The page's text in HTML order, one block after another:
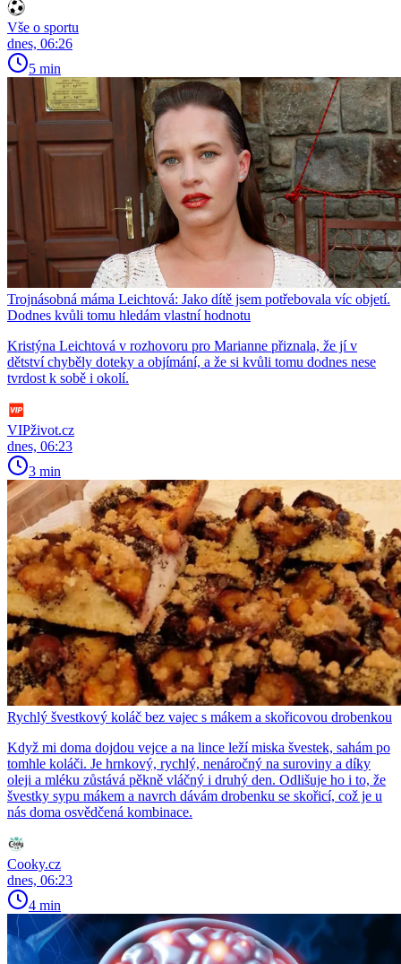
Vše o sportu
dnes, 06:26
5 min
Trojnásobná máma Leichtová: Jako dítě jsem potřebovala víc objetí.
Dodnes kvůli tomu hledám vlastní hodnotu
Kristýna Leichtová v rozhovoru pro Marianne přiznala, že jí v
dětství chyběly doteky a objímání, a že si kvůli tomu dodnes nese
tvrdost k sobě i okolí.
VIPživot.cz
dnes, 06:23
3 min
Rychlý švestkový koláč bez vajec s mákem a skořicovou drobenkou
Když mi doma dojdou vejce a na lince leží miska švestek, sahám po
tomhle koláči. Je hrnkový, rychlý, nenáročný na suroviny a díky
oleji a mléku zůstává pěkně vláčný i druhý den. Odlišuje ho i to, že
švestky sypu mákem a navrch dávám drobenku se skořicí, což je u
nás doma osvědčená kombinace.
Cooky.cz
dnes, 06:23
4 min